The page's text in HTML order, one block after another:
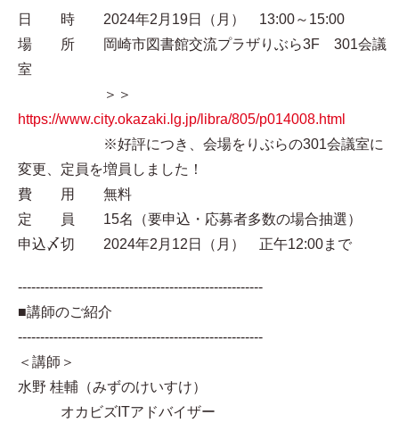
日 時 2024年2月19日（月） 13:00～15:00
場 所 岡崎市図書館交流プラザりぶら3F 301会議
室
＞＞
https://www.city.okazaki.lg.jp/libra/805/p014008.html
※好評につき、会場をりぶらの301会議室に
変更、定員を増員しました！
費 用 無料
定 員 15名（要申込・応募者多数の場合抽選）
申込〆切 2024年2月12日（月） 正午12:00まで
-------------------------------------------------------
■講師のご紹介
-------------------------------------------------------
＜講師＞
水野 桂輔（みずのけいすけ）
オカビズITアドバイザー